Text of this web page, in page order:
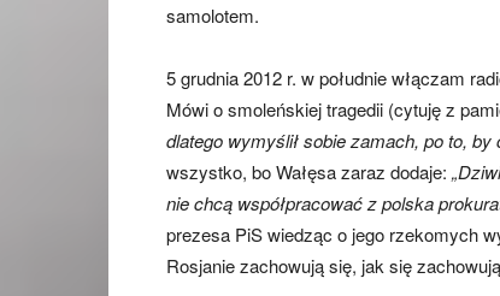
samolotem.
5 grudnia 2012 r. w południe włączam
Mówi o smoleńskiej tragedii (cytuję z
dlatego wymyślił sobie zamach, po to,
wszystko, bo Wałęsa zaraz dodaje:
nie chcą współpracować z polska
prezesa PiS wiedząc o jego rzekomych
Rosjanie zachowują się, jak się